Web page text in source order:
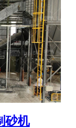
砂机